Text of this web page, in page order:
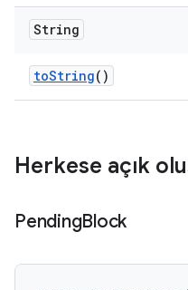
String
toString()
Herkese açık
PendingBlock